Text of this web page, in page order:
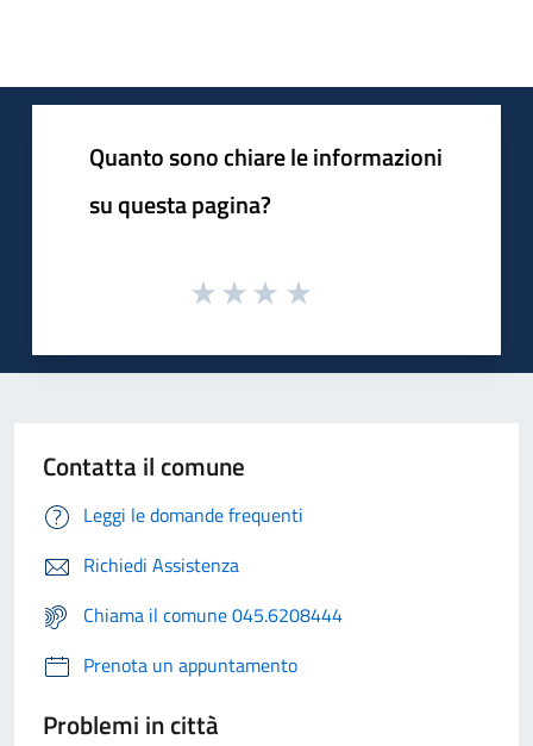
Quanto sono chiare le informazioni
su questa pagina?
Contatta il comune
Leggi le domande frequenti
Richiedi Assistenza
Chiama il comune 045.6208444
Prenota un appuntamento
Problemi in città